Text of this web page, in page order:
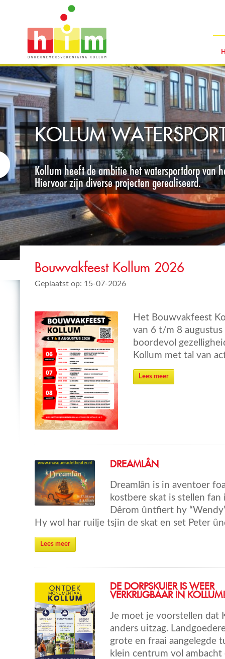
KOLLUM
Kollum heeft de ambitie het watersportdorp van
Hiervoor zijn diverse projecten gerealiseerd.
Bouwvakfeest Kollum 2026
Geplaatst op: 15-07-2026
Het Bouwvakfeest
van 6 t/m 8
boordevol
Kollum met tal van
Lees meer
DREAMLÂN
Dreamlân is in aventoer
kostbere skat is stellen
Dêrom ûntfiert hy
Hy wol har ruilje tsjin de skat en set Peter
Lees meer
DE DORPSKUIER IS WEER
VERKRIJGBAAR IN KOLLUM!
Je moet je voorstellen dat
anders uitzag.
grote en fraai aangelegde
klein centrum vol ambacht